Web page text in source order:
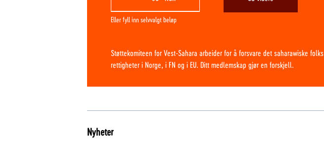
Eller fyll inn selvvalgt beløp
Støttekomiteen for Vest-Sahara arbeider for å forsvare det saharawiske folks
rettigheter i Norge, i FN og i EU. Ditt medlemskap gjør en forskjell.
Nyheter